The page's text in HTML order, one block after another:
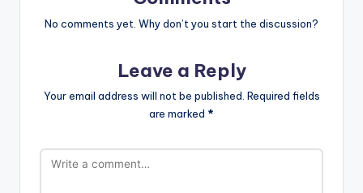
No comments yet. Why don’t you start the discussion?
Leave a Reply
Your email address will not be published. Required fields
are marked *